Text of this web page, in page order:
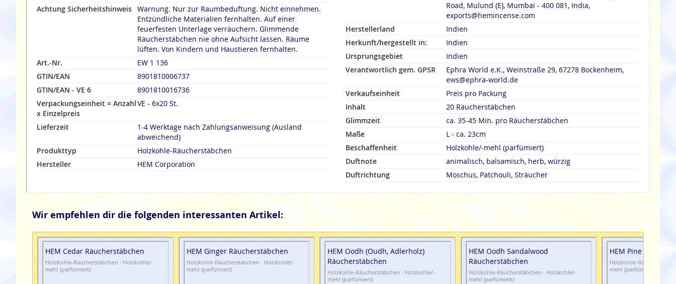
Achtung Sicherheitshinweis Warnung. Nur zur Raumbeduftung. Nicht einnehmen.
Entzündliche Materialien fernhalten. Auf einer
feuerfesten Unterlage verräuchern. Glimmende
Räucherstäbchen nie ohne Aufsicht lassen. Räume
lüften. Von Kindern und Haustieren fernhalten.
Art.-Nr.
EW 1 136
GTIN/EAN
8901810006737
GTIN/EAN - VE 6
8901810016736
Verpackungseinheit = Anzahl
x Einzelpreis
VE - 6x20 St.
Lieferzeit
1-4 Werktage nach Zahlungsanweisung (Ausland
abweichend)
Produkttyp
Holzkohle-Räucherstäbchen
Hersteller
HEM Corporation
Road, Mulund (E), Mumbai - 400 081, India,
exports@hemincense.com
Herstellerland
Indien
Herkunft/hergestellt in:
Indien
Ursprungsgebiet
Indien
Verantwortlich gem. GPSR
Ephra World e.K., Weinstraße 29, 67278 Bockenheim,
ews@ephra-world.de
Verkaufseinheit
Preis pro Packung
Inhalt
20 Räucherstäbchen
Glimmzeit
ca. 35-45 Min. pro Räucherstäbchen
Maße
L - ca. 23cm
Beschaffenheit
Holzkohle/-mehl (parfümiert)
Duftnote
animalisch, balsamisch, herb, würzig
Duftrichtung
Moschus, Patchouli, Sträucher
Wir empfehlen dir die folgenden interessanten Artikel:
HEM Cedar Räucherstäbchen
Holzkohle-Räucherstäbchen · Holzkohle/-
mehl (parfümiert)
HEM Ginger Räucherstäbchen
Holzkohle-Räucherstäbchen · Holzkohle/-
mehl (parfümiert)
HEM Oodh (Oudh, Adlerholz)
Räucherstäbchen
Holzkohle-Räucherstäbchen · Holzkohle/-
mehl (parfümiert)
HEM Oodh Sandalwood
Räucherstäbchen
Holzkohle-Räucherstäbchen · Holzkohle/-
mehl (parfümiert)
HEM Pine
Holzkohle-
mehl (parfümiert)